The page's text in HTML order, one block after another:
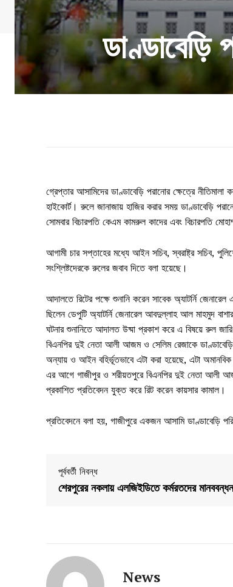
ডাণ্ডাবেড়ি
গ্রেপ্তার আসামিদের ডাণ্ডাবেড়ি পরানোর ক্ষেত্রে
হাইকোর্ট। রুলে জানাজায় হাজির করার সময় ডাণ্ডাবেড়ি
সোমবার বিচারপতি কেএম কামরুল কাদের এবং বিচারপতি
আগামী চার সপ্তাহের মধ্যে আইন সচিব, স্বরাষ্ট্র সচিব,
সংশ্লিষ্টদেরকে রুলের জবাব দিতে বলা হয়েছে।
আদালতে রিটের পক্ষে শুনানি করেন সাবেক অ্যাটর্নি
ছিলেন ডেপুটি অ্যাটর্নি জেনারেল আবদুল্লাহ আল মাহমুদ
ঘটনার শুনানিতে আদালত উষ্মা প্রকাশ করে এ বিষয়ে রুল
বিএনপির দুই নেতা আলী আজম ও সেলিম রেজাকে
অন্যায় ও আইন বহির্ভূতভাবে এটা করা হয়েছে, এটা
এর আগে গাজীপুর ও শরীয়তপুরে বিএনপির দুই নেতা আলী আজম
প্রকাশিত প্রতিবেদন যুক্ত করে রিট করেন কায়সার কামাল।
প্রতিবেদনে বলা হয়, গাজীপুরে একজন আসামি ডাণ্ডাবেড়ি
পূর্ববর্তী নিবন্ধ
শেরপুরের নকলায় এলজিইডিতে কর্মরতদের মানববন্ধন
News